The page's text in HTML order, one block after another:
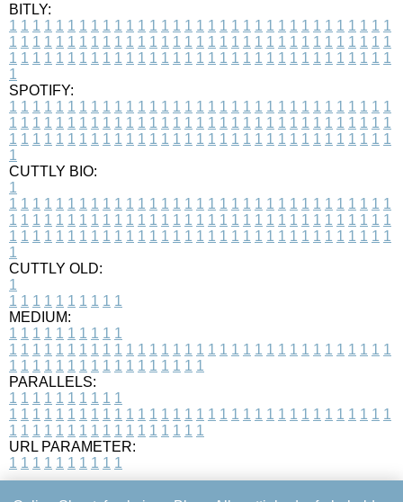
BITLY:
1 1 1 1 1 1 1 1 1 1 1 1 1 1 1 1 1 1 1 1 1 1 1 1 1 1 1 1 1 1 1 1 1
1 1 1 1 1 1 1 1 1 1 1 1 1 1 1 1 1 1 1 1 1 1 1 1 1 1 1 1 1 1 1 1 1
1 1 1 1 1 1 1 1 1 1 1 1 1 1 1 1 1 1 1 1 1 1 1 1 1 1 1 1 1 1 1 1 1
1
SPOTIFY:
1 1 1 1 1 1 1 1 1 1 1 1 1 1 1 1 1 1 1 1 1 1 1 1 1 1 1 1 1 1 1 1 1
1 1 1 1 1 1 1 1 1 1 1 1 1 1 1 1 1 1 1 1 1 1 1 1 1 1 1 1 1 1 1 1 1
1 1 1 1 1 1 1 1 1 1 1 1 1 1 1 1 1 1 1 1 1 1 1 1 1 1 1 1 1 1 1 1 1
1
CUTTLY BIO:
1
1 1 1 1 1 1 1 1 1 1 1 1 1 1 1 1 1 1 1 1 1 1 1 1 1 1 1 1 1 1 1 1 1
1 1 1 1 1 1 1 1 1 1 1 1 1 1 1 1 1 1 1 1 1 1 1 1 1 1 1 1 1 1 1 1 1
1 1 1 1 1 1 1 1 1 1 1 1 1 1 1 1 1 1 1 1 1 1 1 1 1 1 1 1 1 1 1 1 1
1
CUTTLY OLD:
1
1 1 1 1 1 1 1 1 1 1
MEDIUM:
1 1 1 1 1 1 1 1 1 1
1 1 1 1 1 1 1 1 1 1 1 1 1 1 1 1 1 1 1 1 1 1 1 1 1 1 1 1 1 1 1 1 1
1 1 1 1 1 1 1 1 1 1 1 1 1 1 1 1 1
PARALLELS:
1 1 1 1 1 1 1 1 1 1
1 1 1 1 1 1 1 1 1 1 1 1 1 1 1 1 1 1 1 1 1 1 1 1 1 1 1 1 1 1 1 1 1
1 1 1 1 1 1 1 1 1 1 1 1 1 1 1 1 1
URL PARAMETER:
1 1 1 1 1 1 1 1 1 1